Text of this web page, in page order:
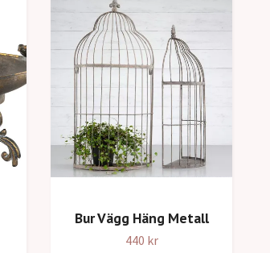
Bur Vägg Häng Metall
440 kr